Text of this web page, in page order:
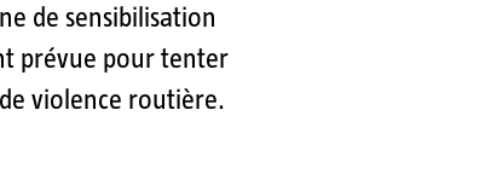
de sensibilisation
prévue pour tenter
violence routière.